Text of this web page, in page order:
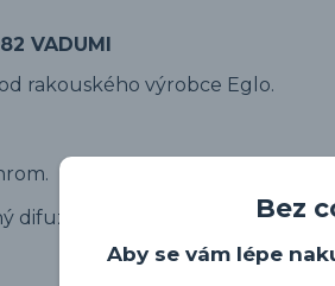
VADUMI
rakouského výrobce Eglo.
difuzor.
Bez
Aby se vám lépe